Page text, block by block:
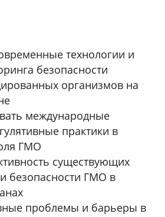
технологии и
безопасности
организмов на
международные
практики в
ГМО
существующих
безопасности ГМО в
проблемы и барьеры в